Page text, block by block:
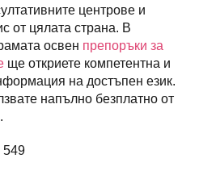
центрове и
от цялата страна. В
освен препоръки за
ще откриете компетентна и
на достъпен език.
напълно безплатно от
549